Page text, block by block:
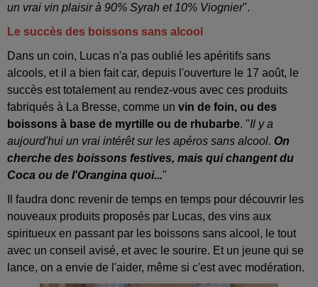
un vrai vin plaisir à 90% Syrah et 10% Viognier".
Le succès des boissons sans alcool
Dans un coin, Lucas n'a pas oublié les apéritifs sans
alcools, et il a bien fait car, depuis l'ouverture le 17 août, le
succès est totalement au rendez-vous avec ces produits
fabriqués à La Bresse, comme un vin de foin, ou des
boissons à base de myrtille ou de rhubarbe. "Il y a
aujourd'hui un vrai intérêt sur les apéros sans alcool. On
cherche des boissons festives, mais qui changent du
Coca ou de l'Orangina quoi..."
Il faudra donc revenir de temps en temps pour découvrir les
nouveaux produits proposés par Lucas, des vins aux
spiritueux en passant par les boissons sans alcool, le tout
avec un conseil avisé, et avec le sourire. Et un jeune qui se
lance, on a envie de l'aider, même si c'est avec modération.